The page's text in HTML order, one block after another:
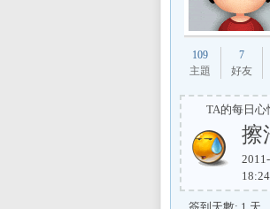
109
主題
7
好友
TA的每日心
擦
18:24